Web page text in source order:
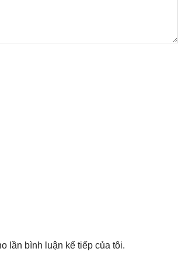
lần bình luận kế tiếp của tôi.